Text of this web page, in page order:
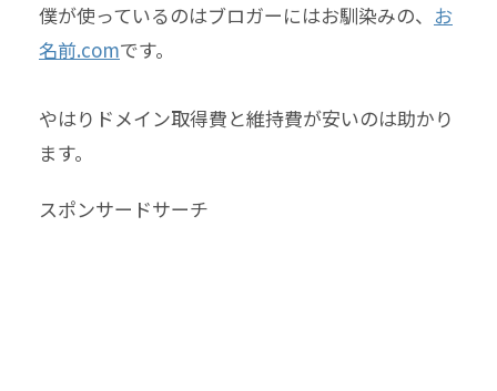
僕が使っているのはブロガーにはお馴染みの、 お
名前.comです。
やはりドメイン取得費と維持費が安いのは助かり
ます。
スポンサードサーチ